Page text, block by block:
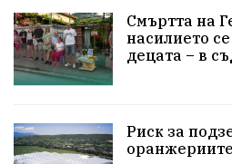
Технологии
ПравоваДържава Варна
ПътнаБезопасност
Смъртта на
насилието
децата – в
Риск за